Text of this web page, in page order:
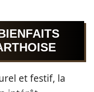
et festif, la